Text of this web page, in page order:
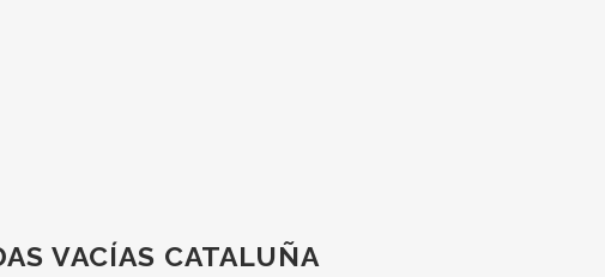
VACÍAS CATALUÑA